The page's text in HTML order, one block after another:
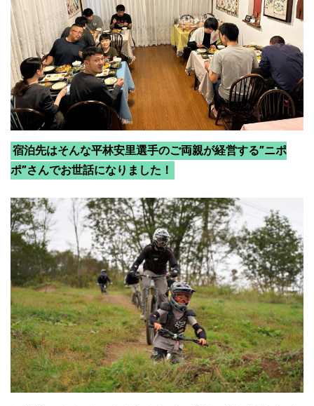
宿泊先はそんな平林安里選手のご両親が経営する”ニポ
ポ”さんでお世話になりました！